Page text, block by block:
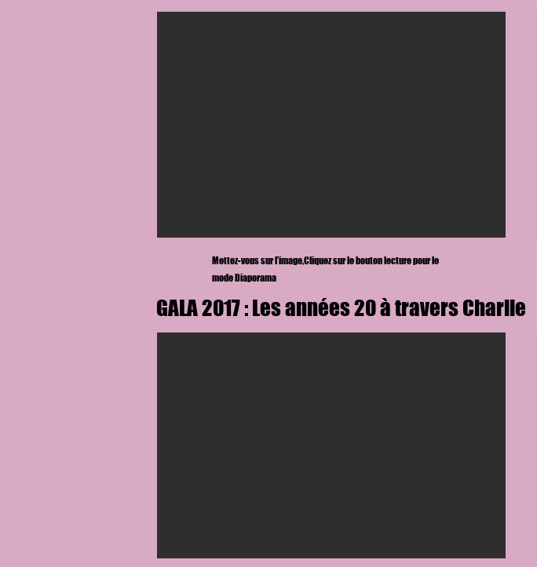
Mettez-vous sur l'image,Cliquez sur le bouton lecturepour le
mode Diaporama
GALA 2017 : Les années 20 à travers Charlie